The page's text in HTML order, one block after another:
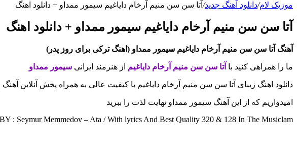
موزیک لام/دانلود آهنگ جدید/ آتا سن سن منیم آرخام دایاغیم سیمور ممداو + دانلود اهنگ
آتا سن سن منیم آرخام دایاغیم سیمور ممداو + دانلود اهنگ
آهنگ آتا سن سن منیم آرخام دایاغیم سیمور ممداو (اهنگ ترکی برای روز پدر)
ما را همراهی کنید با آتا سن سن منیم آرخام دایاغیم از هنرمند ایرانی سیمور ممداو
دانلود اهنگ زیبای آتا سن سن منیم آرخام دایاغیم با کیفیت عالی به همراه پخش آنلاین
امیدواریم که از این آهنگ سیمور ممداو نهایت لذت را ببرید
: Seymur Memmedov – Ata / With lyrics And Best Quality 320 & 128 In The Musiclam